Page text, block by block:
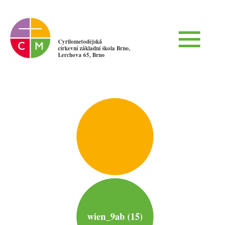
Cyrilometodějská
církevní základní škola Brno,
Lerchova 65, Brno
wien_9ab (15)